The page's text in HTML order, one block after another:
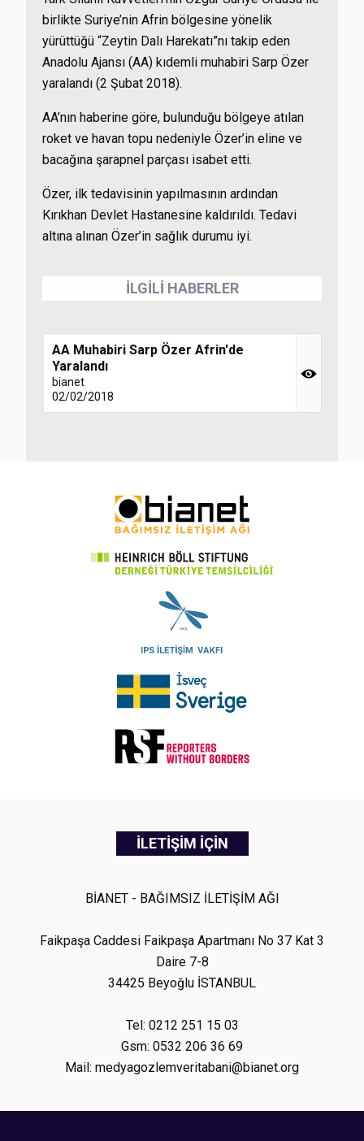
birlikte Suriye’nin Afrin bölgesine yönelik
yürüttüğü “Zeytin Dalı Harekatı”nı takip eden
Anadolu Ajansı (AA) kıdemli muhabiri Sarp Özer
yaralandı (2 Şubat 2018).
AA’nın haberine göre, bulunduğu bölgeye atılan
roket ve havan topu nedeniyle Özer’in eline ve
bacağına şarapnel parçası isabet etti.
Özer, ilk tedavisinin yapılmasının ardından
Kırıkhan Devlet Hastanesine kaldırıldı. Tedavi
altına alınan Özer’in sağlık durumu iyi.
İLGİLİ HABERLER
AA Muhabiri Sarp Özer Afrin'de
Yaralandı
bianet
02/02/2018
İLETİŞİM İÇİN
BİANET - BAĞIMSIZ İLETİŞİM AĞI
Faikpaşa Caddesi Faikpaşa Apartmanı No 37 Kat 3
Daire 7-8
34425 Beyoğlu İSTANBUL
Tel: 0212 251 15 03
Gsm: 0532 206 36 69
Mail: medyagozlemveritabani@bianet.org